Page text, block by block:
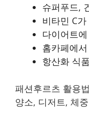
슈퍼푸드,
비타민 C
다이어트
홈카페에
항산화 식
패션후르츠 활용
양소, 디저트, 체